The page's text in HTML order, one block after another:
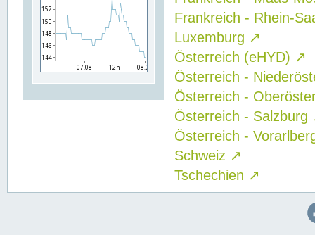
Frankreich - Rhein-
Luxemburg ↗
Österreich (eHYD) ↗
Österreich -
Österreich -
Österreich - Salzburg
Österreich -
Schweiz ↗
Tschechien ↗